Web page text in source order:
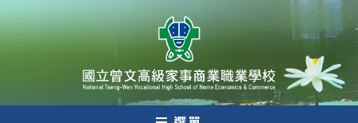
跳
轉
至
內